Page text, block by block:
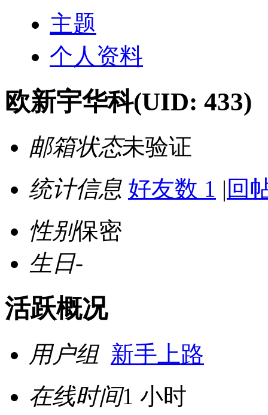
主题
个人资料
欧新宇华科(UID: 433)
邮箱状态未验证
统计信息 好友数 1 | 回
性别保密
生日-
活跃概况
用户组 新手上路
在线时间1 小时